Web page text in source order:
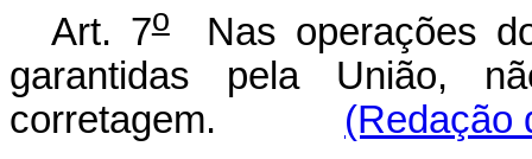
Art. 7oNas operações
garantidas pela União,
corretagem. (Redação